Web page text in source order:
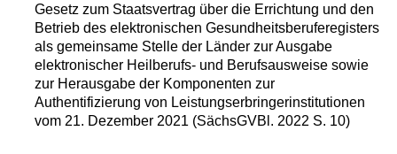
Gesetz zum Staatsvertrag über die Errichtung und den
Betrieb des elektronischen Gesundheitsberuferegisters
als gemeinsame Stelle der Länder zur Ausgabe
elektronischer Heilberufs- und Berufsausweise sowie
zur Herausgabe der Komponenten zur
Authentifizierung von Leistungserbringerinstitutionen
vom 21. Dezember 2021 (SächsGVBl. 2022 S. 10)